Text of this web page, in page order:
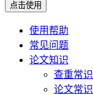
点击使用
使用帮助
常见问题
论文知识
查重常识
论文常识